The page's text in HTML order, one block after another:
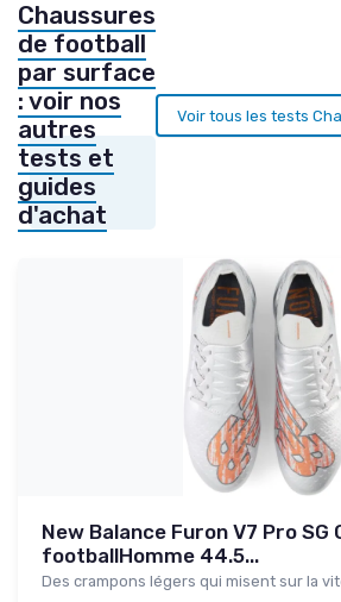
Chaussures
de football
par surface
: voir nos
autres
tests et
guides
d'achat
Voir tous les tests
New Balance Furon V7 Pro SG
footballHomme 44.5...
Des crampons légers qui misent sur la